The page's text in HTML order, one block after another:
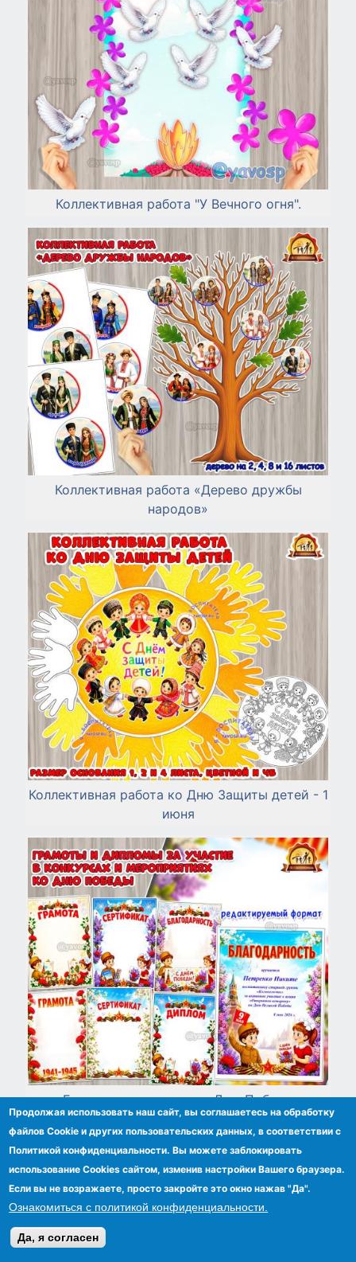
Коллективная работа "У Вечного огня".
Коллективная работа «Дерево дружбы
народов»
Коллективная работа ко Дню Защиты детей - 1
июня
Грамоты и дипломы ко Дню Победы
Продолжая использовать наш сайт, вы соглашаетесь на обработку
файлов Сookie и других пользовательских данных, в соответствии с
Политикой конфиденциальности. Вы можете заблокировать
использование Cookies сайтом, изменив настройки Вашего браузера.
Если вы не возражаете, просто закройте это окно нажав "Да".
Ознакомиться с политикой конфиденциальности.
Да, я согласен